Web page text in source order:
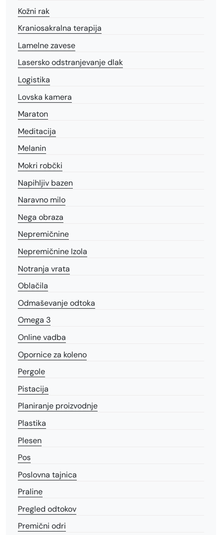
Kožni rak
Kraniosakralna terapija
Lamelne zavese
Lasersko odstranjevanje dlak
Logistika
Lovska kamera
Maraton
Meditacija
Melanin
Mokri robčki
Napihljiv bazen
Naravno milo
Nega obraza
Nepremičnine
Nepremičnine Izola
Notranja vrata
Oblačila
Odmaševanje odtoka
Omega 3
Online vadba
Opornice za koleno
Pergole
Pistacija
Planiranje proizvodnje
Plastika
Plesen
Pos
Poslovna tajnica
Praline
Pregled odtokov
Premični odri